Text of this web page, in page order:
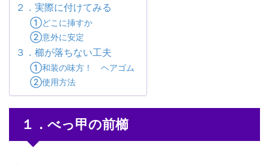
２．実際に付けてみる
①どこに挿すか
②意外に安定
３．櫛が落ちない工夫
①和装の味方！ ヘアゴム
②使用方法
１．べっ甲の前櫛